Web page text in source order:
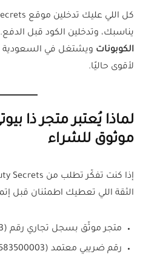
يناسبك، وتدخلين الكود قبل
الكوبونات ويشتغل في السعودية
لأقوى حاليًا.
لماذا يُعتبر متجر ذا
موثوق للشراء
الثقة اللي تعطيك اطمئنان قبل
متجر موثّق بسجل تجاري رقم (1010148073) داخل السعودية.